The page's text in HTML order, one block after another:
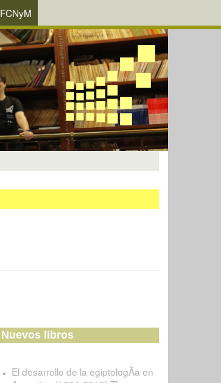
FCNyM
Nuevos libros
El desarrollo de la egiptologÃ­a en